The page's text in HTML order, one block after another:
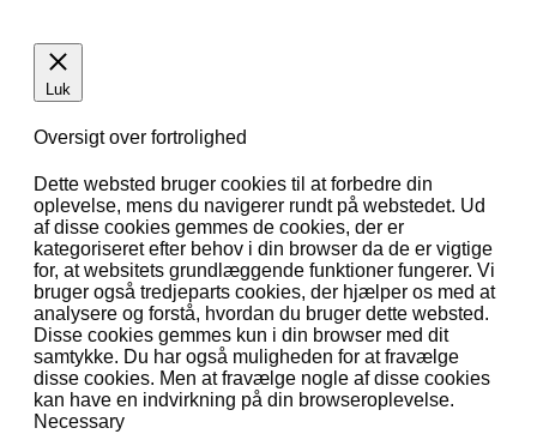
Luk
Oversigt over fortrolighed
Dette websted bruger cookies til at forbedre din
oplevelse, mens du navigerer rundt på webstedet. Ud
af disse cookies gemmes de cookies, der er
kategoriseret efter behov i din browser da de er vigtige
for, at websitets grundlæggende funktioner fungerer. Vi
bruger også tredjeparts cookies, der hjælper os med at
analysere og forstå, hvordan du bruger dette websted.
Disse cookies gemmes kun i din browser med dit
samtykke. Du har også muligheden for at fravælge
disse cookies. Men at fravælge nogle af disse cookies
kan have en indvirkning på din browseroplevelse.
Necessary